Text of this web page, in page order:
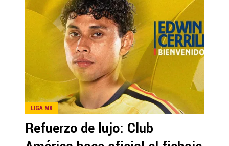
LIGA MX
Refuerzo de lujo: Club